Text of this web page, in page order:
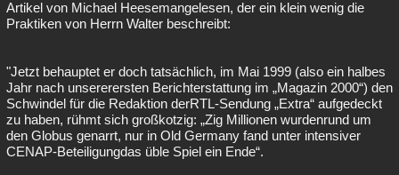
Artikel von Michael Heesemangelesen, der ein klein wenig die
Praktiken von Herrn Walter beschreibt:
"Jetzt behauptet er doch tatsächlich, im Mai 1999 (also ein halbes
Jahr nach unsererersten Berichterstattung im „Magazin 2000“) den
Schwindel für die Redaktion derRTL-Sendung „Extra“ aufgedeckt
zu haben, rühmt sich großkotzig: „Zig Millionen wurdenrund um
den Globus genarrt, nur in Old Germany fand unter intensiver
CENAP-Beteiligungdas üble Spiel ein Ende“.